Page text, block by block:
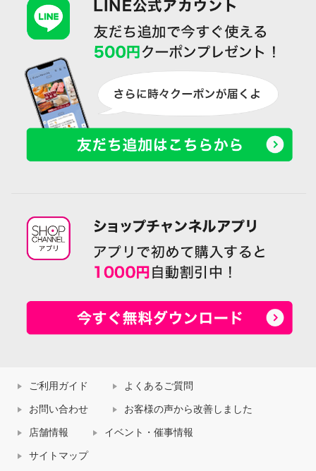
ご利用ガイド よくあるご質問
お問い合わせ お客様の声から改善しました
店舗情報 イベント・催事情報
サイトマップ